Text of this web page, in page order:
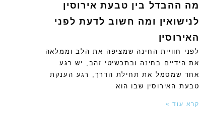
מה ההבדל בין טבעת אירוסין
לנישואין ומה חשוב לדעת לפני
האירוסין
לפני חוויית החינה שמציפה את הלב וממלאה
את הידיים בחינה ובתכשיטי זהב, יש רגע
אחד שמסמל את תחילת הדרך, רגע הענקת
טבעת האירוסין שבו הוא
קרא עוד »